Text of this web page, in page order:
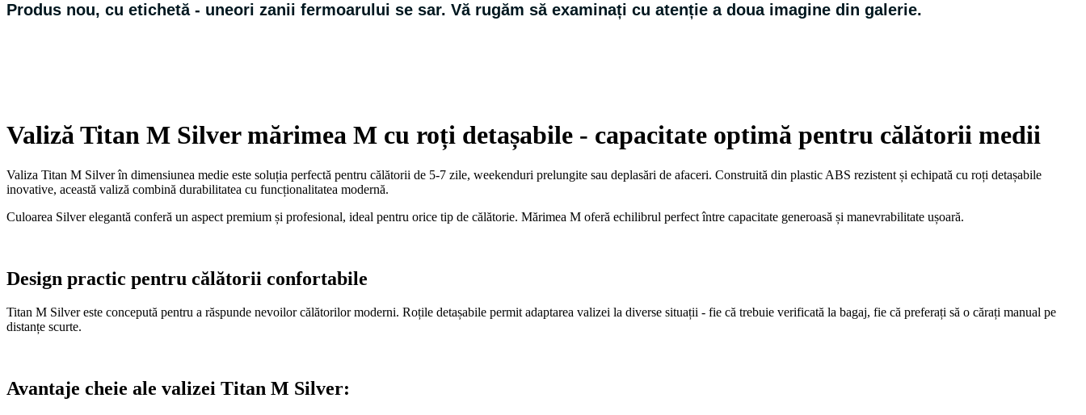
Produs nou, cu etichetă - uneori zanii fermoarului se sar. Vă rugăm să examinați cu atenție a douaimagine din galerie.
Valiză Titan M Silver mărimea M cu roți detașabile - capacitate optimă pentru călătorii medii
Valiza Titan M Silver în dimensiunea medie este soluția perfectă pentru călătorii de 5-7 zile, weekenduri prelungite sau deplasări de afaceri. Construită din plastic ABS rezistent și echipată cu roți detașabile
inovative, această valiză combină durabilitatea cu funcționalitatea modernă.
Culoarea Silver elegantă conferă un aspect premium și profesional, ideal pentru orice tip de călătorie. Mărimea M oferă echilibrul perfect între capacitate generoasă și manevrabilitate ușoară.
Design practic pentru călătorii confortabile
Titan M Silver este concepută pentru a răspunde nevoilor călătorilor moderni. Roțile detașabile permit adaptarea valizei la diverse situații - fie că trebuie verificată la bagaj, fie că preferați să o cărați manual pe
distanțe scurte.
Avantaje cheie ale valizei Titan M Silver: